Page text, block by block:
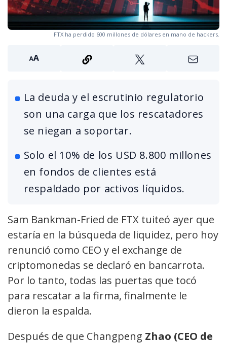
FTX ha perdido 600 millones de dólares en mano de hackers.
La deuda y el escrutinio regulatorio
son una carga que los rescatadores
se niegan a soportar.
Solo el 10% de los USD 8.800 millones
en fondos de clientes está
respaldado por activos líquidos.
Sam Bankman-Fried de FTX tuiteó ayer que
estaría en la búsqueda de liquidez, pero hoy
renunció como CEO y el exchange de
criptomonedas se declaró en bancarrota.
Por lo tanto, todas las puertas que tocó
para rescatar a la firma, finalmente le
dieron la espalda.
Después de que Changpeng Zhao (CEO de